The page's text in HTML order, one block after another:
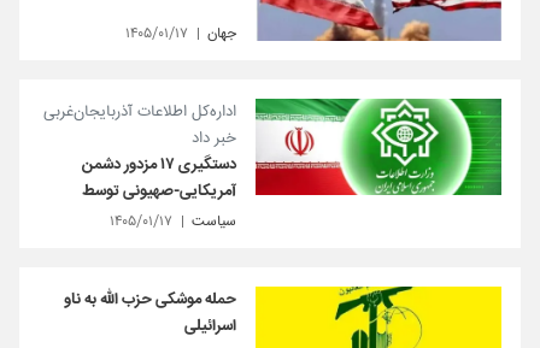
جهان ۱۴۰۵/۰۱/۱۷
اداره‌کل اطلاعات آذربایجان‌غربی
خبر داد
دستگیری ۱۷ مزدور دشمن
آمریکایی-صهیونی توسط
سیاست ۱۴۰۵/۰۱/۱۷
حمله موشکی حزب الله به ناو
اسرائیلی